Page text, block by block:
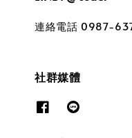
連絡電話 0987-
社群媒體